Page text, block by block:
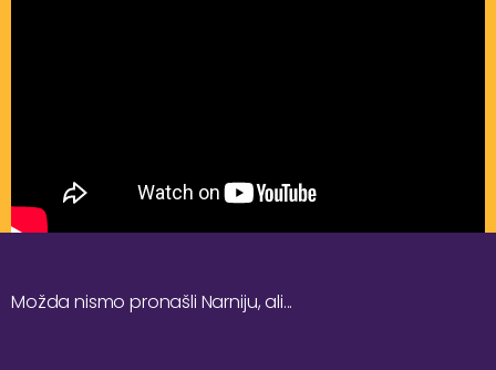
Možda nismo pronašli Narniju, ali...